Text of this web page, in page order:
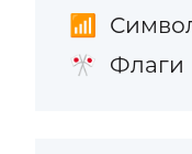
📶
🎌 Флаги